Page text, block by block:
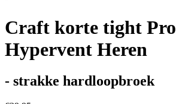
Craft korte tight Pro
Hypervent Heren
- strakke hardloopbroek